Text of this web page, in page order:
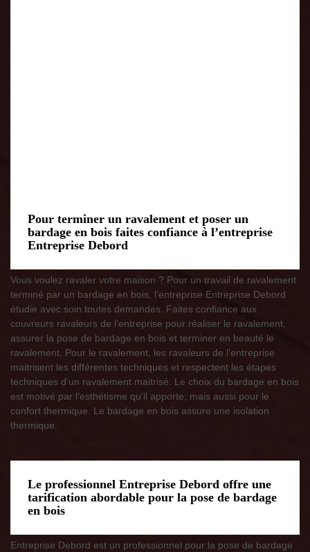
Pour terminer un ravalement et poser un
bardage en bois faites confiance à l’entreprise
Entreprise Debord
Vous voulez ravaler votre maison ? Pour un travail de ravalement
terminé par un bardage en bois, l’entreprise Entreprise Debord
étudie avec soin toutes demandes. Faites confiance aux
couvreurs ravaleurs de l’entreprise pour réaliser le ravalement,
assurer la pose de bardage en bois et terminer en beauté le
ravalement. Pour le ravalement, les ravaleurs de l’entreprise
maitrisent les différentes techniques et respectent les étapes
techniques d’un ravalement maitrisé. Le choix du bardage en bois
est motivé par l’esthétisme qu’il apporte, mais aussi pour le
confort thermique. Le bardage en bois assure une isolation
thermique.
Le professionnel Entreprise Debord offre une
tarification abordable pour la pose de bardage
en bois
Entreprise Debord est un professionnel pour la pose de bardage